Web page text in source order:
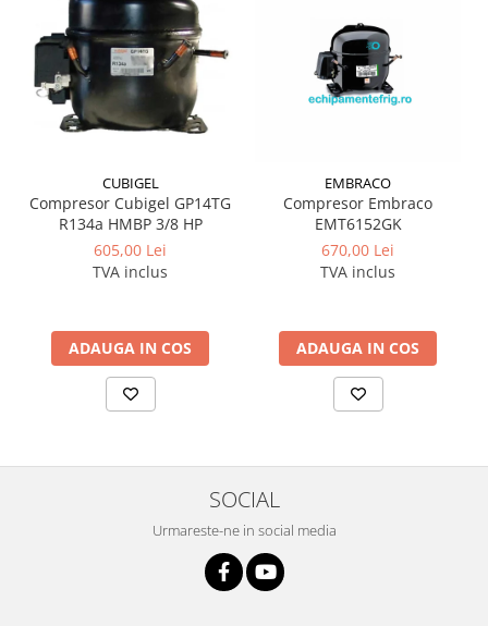
CUBIGEL
Compresor Cubigel GP14TG
R134a HMBP 3/8 HP
605,00 Lei
TVA inclus
ADAUGA IN COS
EMBRACO
Compresor Embraco
EMT6152GK
670,00 Lei
TVA inclus
ADAUGA IN COS
SOCIAL
Urmareste-ne in social media